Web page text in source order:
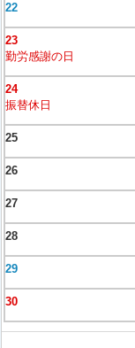
22
23
勤労感謝の日
24
振替休日
25
26
27
28
29
30